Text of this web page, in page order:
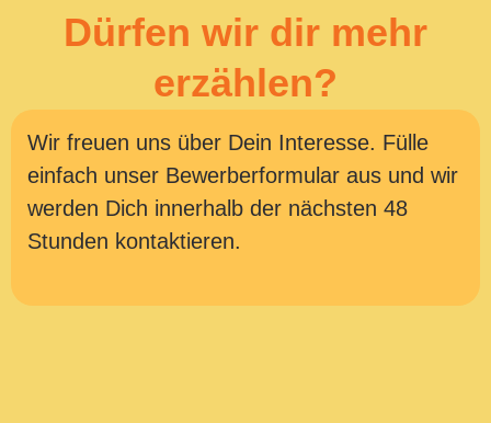
Dürfen wir dir mehr
erzählen?
Wir freuen uns über Dein Interesse. Fülle
einfach unser Bewerberformular aus und wir
werden Dich innerhalb der nächsten 48
Stunden kontaktieren.